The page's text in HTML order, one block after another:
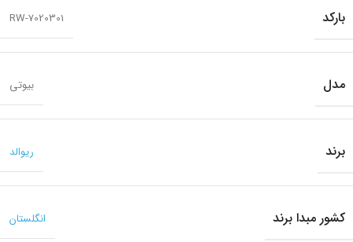
بارکد RW-7020301
مدل بیوتی
برند ریوالد
کشور مبدا برند انگلستان